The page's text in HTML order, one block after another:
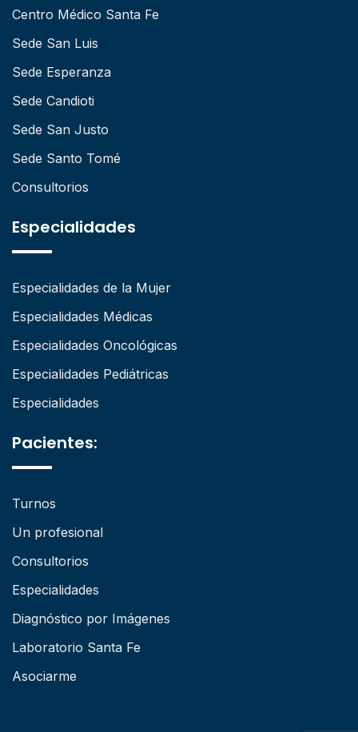
Centro Médico Santa Fe
Sede San Luis
Sede Esperanza
Sede Candioti
Sede San Justo
Sede Santo Tomé
Consultorios
Especialidades
Especialidades de la Mujer
Especialidades Médicas
Especialidades Oncológicas
Especialidades Pediátricas
Especialidades
Pacientes:
Turnos
Un profesional
Consultorios
Especialidades
Diagnóstico por Imágenes
Laboratorio Santa Fe
Asociarme